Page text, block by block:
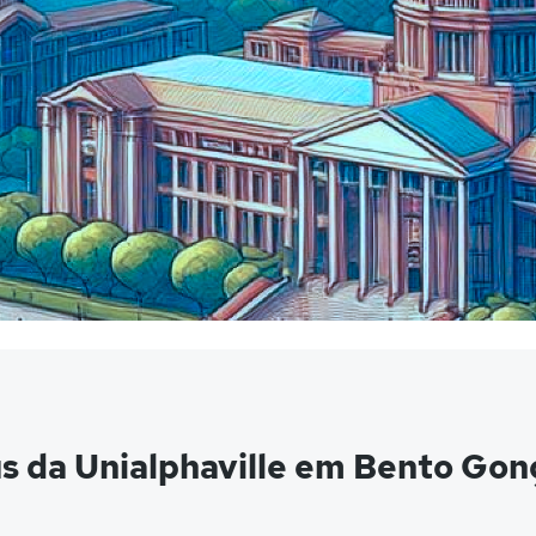
da Unialphaville em Bento